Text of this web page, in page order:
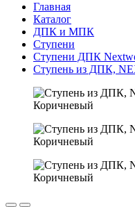
Главная
Каталог
ДПК и МПК
Ступени
Ступени ДПК
Ступень из ДПК,